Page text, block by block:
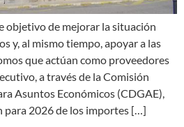
objetivo de mejorar la situación
y, al mismo tiempo, apoyar a las
que actúan como proveedores
a través de la Comisión
Asuntos Económicos (CDGAE),
para 2026 de los importes […]